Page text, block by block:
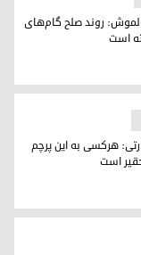
روند صلح گام‌های
است
خلق‌ها در
هرکسی به این پرچم
است